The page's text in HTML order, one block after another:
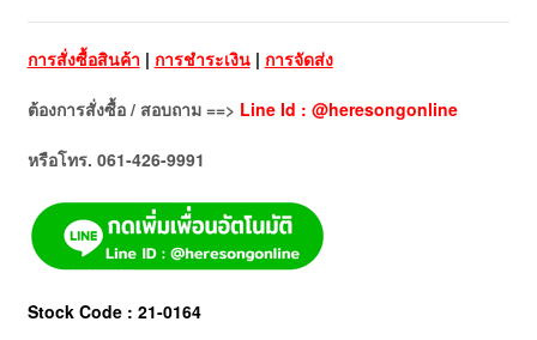
การสั่งซื้อสินค้า | การชำระเงิน| การจัดส่ง
ต้องการสั่งซื้อ / สอบถาม ==> Line Id : @heresongonline
หรือโทร. 061-426-9991
Stock Code : 21-0164